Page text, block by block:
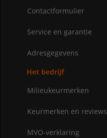
Contactformulier
Service en garantie
Adresgegevens
Het bedrijf
Milieukeurmerken
Keurmerken en reviews
MVO-verklaring